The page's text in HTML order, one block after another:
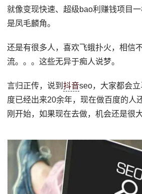
就像变现快速、超级bao利赚钱项目
是凤毛麟角。
还是有很多人，喜欢飞蛾扑火，相信
流。。。这些无异于痴人说梦。
言归正传，说到抖音seo，大家都会立
度已经出来20余年，现在做百度的人
刚开始，如果现在去做，机会还是很大